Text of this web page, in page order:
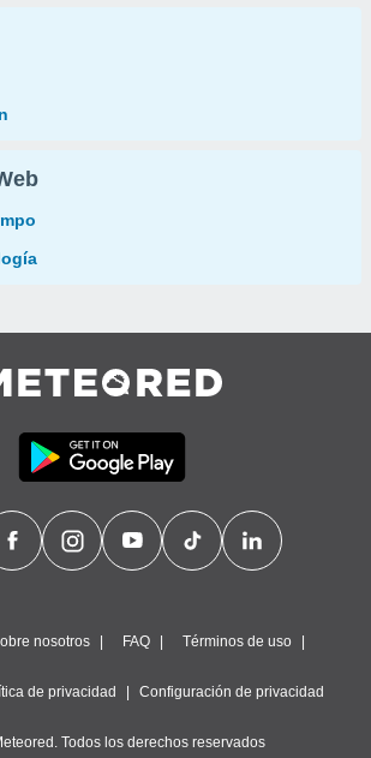
nosotros FAQ Términos de uso
de privacidad Configuración de privacidad
Todos los derechos reservados